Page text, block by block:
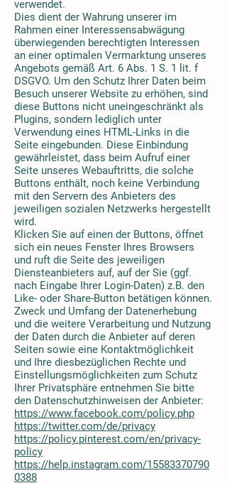
verwendet.
Dies dient der Wahrung unserer im
Rahmen einer Interessensabwägung
überwiegenden berechtigten Interessen
an einer optimalen Vermarktung unseres
Angebots gemäß Art. 6 Abs. 1 S. 1 lit. f
DSGVO. Um den Schutz Ihrer Daten beim
Besuch unserer Website zu erhöhen, sind
diese Buttons nicht uneingeschränkt als
Plugins, sondern lediglich unter
Verwendung eines HTML-Links in die
Seite eingebunden. Diese Einbindung
gewährleistet, dass beim Aufruf einer
Seite unseres Webauftritts, die solche
Buttons enthält, noch keine Verbindung
mit den Servern des Anbieters des
jeweiligen sozialen Netzwerks hergestellt
wird.
Klicken Sie auf einen der Buttons, öffnet
sich ein neues Fenster Ihres Browsers
und ruft die Seite des jeweiligen
Diensteanbieters auf, auf der Sie (ggf.
nach Eingabe Ihrer Login-Daten) z.B. den
Like- oder Share-Button betätigen können.
Zweck und Umfang der Datenerhebung
und die weitere Verarbeitung und Nutzung
der Daten durch die Anbieter auf deren
Seiten sowie eine Kontaktmöglichkeit
und Ihre diesbezüglichen Rechte und
Einstellungsmöglichkeiten zum Schutz
Ihrer Privatsphäre entnehmen Sie bitte
den Datenschutzhinweisen der Anbieter:
https://www.facebook.com/policy.php
https://twitter.com/de/privacy
https://policy.pinterest.com/en/privacy-
policy
https://help.instagram.com/15583370790
0388